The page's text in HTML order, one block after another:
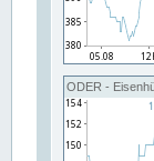
ODER -